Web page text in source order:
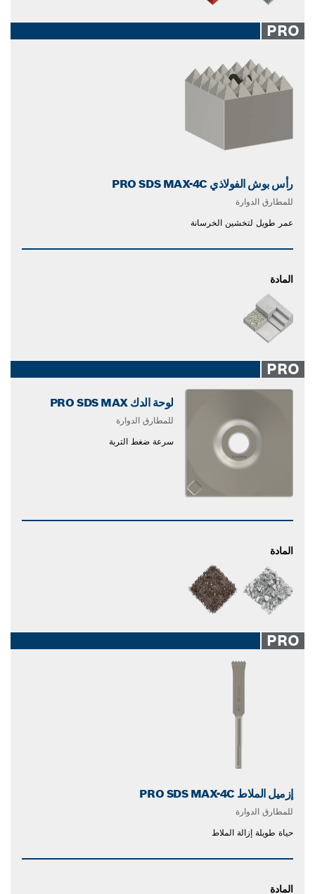
PRO
رأس بوش الفولاذي PRO SDS MAX-4C
للمطارق الدوارة
عمر طويل لتخشين الخرسانة
المادة
PRO
لوحة الدك PRO SDS MAX
للمطارق الدوارة
سرعة ضغط التربة
المادة
PRO
إزميل الملاط PRO SDS MAX-4C
للمطارق الدوارة
حياة طويلة إزالة الملاط
المادة